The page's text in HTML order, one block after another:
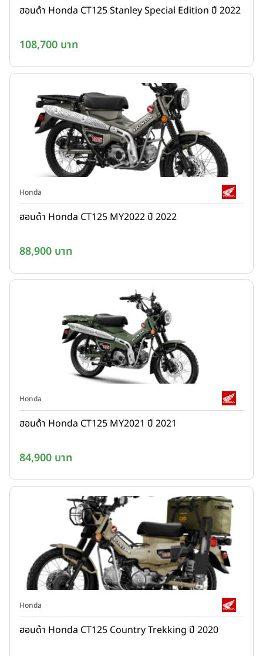
ฮอนด้า Honda CT125 Stanley Special Edition ปี 2022
108,700 บาท
Honda
ฮอนด้า Honda CT125 MY2022 ปี 2022
88,900 บาท
Honda
ฮอนด้า Honda CT125 MY2021 ปี 2021
84,900 บาท
Honda
ฮอนด้า Honda CT125 Country Trekking ปี 2020